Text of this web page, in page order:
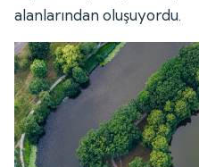
alanlarından oluşuyordu.